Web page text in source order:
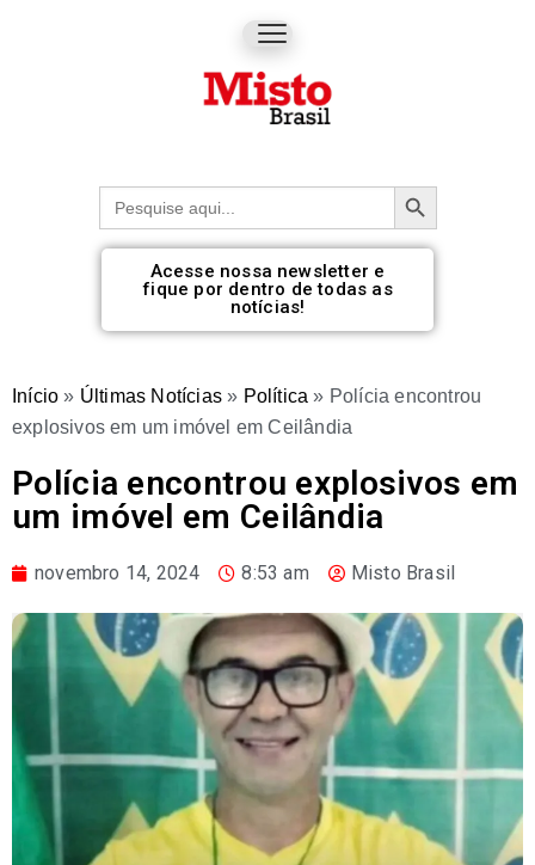
Procurar: Botão de pesquisa
Acesse nossa newsletter e
fique por dentro de todas as
notícias!
Início » Últimas Notícias » Política » Polícia encontrou
explosivos em um imóvel em Ceilândia
Polícia encontrou explosivos em
um imóvel em Ceilândia
novembro 14, 2024 8:53 am Misto Brasil